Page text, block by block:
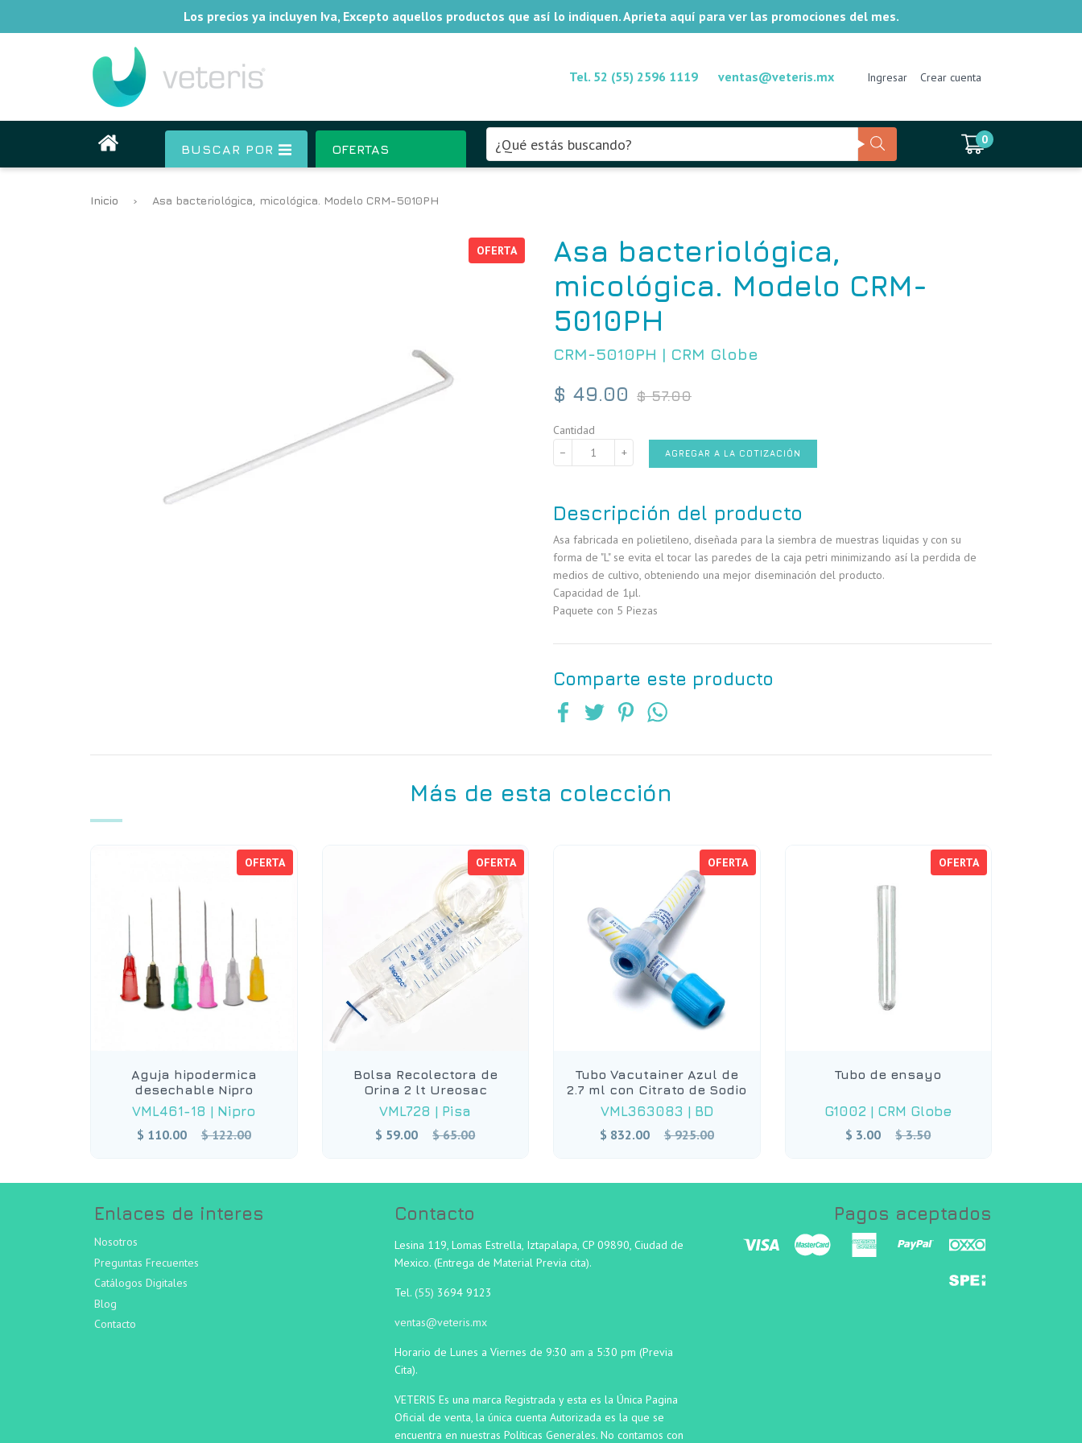
Los precios ya incluyen Iva, Excepto aquellos productos que así lo indiquen. Aprieta aquí para ver las promociones del mes.
Tel. 52 (55) 2596 1119 ventas@veteris.mx Ingresar Crear cuenta
BUSCAR POR OFERTAS
0
Inicio › Asa bacteriológica, micológica. Modelo CRM-5010PH
OFERTA
Asa bacteriológica,
micológica. Modelo CRM-
5010PH
CRM-5010PH | CRM Globe
Precio
habitual
$ 49.00 $ 57.00
Cantidad
−
+ AGREGAR A LA COTIZACIÓN
Descripción del producto
Asa fabricada en polietileno, diseñada para la siembra de muestras liquidas y con su
forma de "L" se evita el tocar las paredes de la caja petri minimizando así la perdida de
medios de cultivo, obteniendo una mejor diseminación del producto.
Capacidad de 1µl.
Paquete con 5 Piezas
Comparte este producto
Más de esta colección
OFERTA
Aguja hipodermica
desechable Nipro
VML461-18 | Nipro
$ 110.00
Precio
$ 122.00
OFERTA
Bolsa Recolectora de
Orina 2 lt Ureosac
VML728 | Pisa
$ 59.00
Precio
$ 65.00
OFERTA
Tubo Vacutainer Azul de
2.7 ml con Citrato de Sodio
VML363083 | BD
$ 832.00
Precio
$ 925.00
OFERTA
Tubo de ensayo
G1002 | CRM Globe
$ 3.00
Precio
$ 3.50
Enlaces de interes
Nosotros
Preguntas Frecuentes
Catálogos Digitales
Blog
Contacto
Contacto
Lesina 119, Lomas Estrella, Iztapalapa, CP 09890, Ciudad de
Mexico. (Entrega de Material Previa cita).
Tel.(55) 3694 9123
ventas@veteris.mx
Horario de Lunes a Viernes de 9:30 am a 5:30 pm (Previa
Cita).
VETERIS Es una marca Registrada y esta es la Única Pagina
Oficial de venta, la única cuenta Autorizada es la que se
encuentra en nuestras Políticas Generales. No contamos con
Pagos aceptados